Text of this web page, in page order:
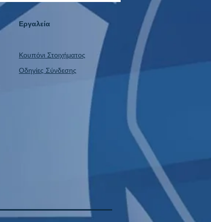
Εργαλεία
Κουπόνι Στοιχήματος
Οδηγίες Σύνδεσης